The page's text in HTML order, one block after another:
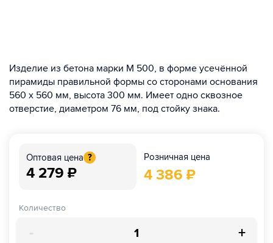
Изделие из бетона марки М 500, в форме усечённой
пирамиды правильной формы со сторонами основания
560 х 560 мм, высота 300 мм. Имеет одно сквозное
отверстие, диаметром 76 мм, под стойку знака.
Оптовая цена ?
4 279 ₽
Розничная цена
4 386 ₽
Количество
- +